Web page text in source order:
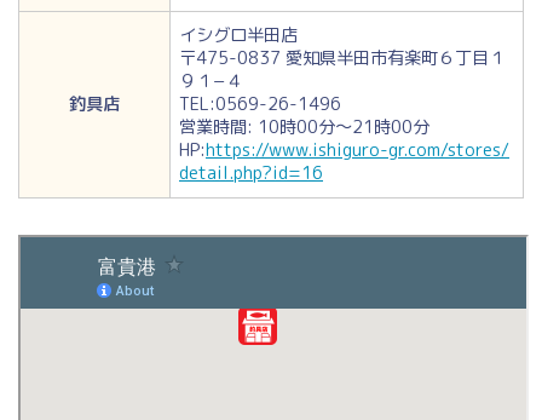
釣具店
イシグロ半田店
〒475-0837 愛知県半田市有楽町６丁目１
９１−４
TEL:0569-26-1496
営業時間: 10時00分～21時00分
HP:https://www.ishiguro-gr.com/stores/
detail.php?id=16